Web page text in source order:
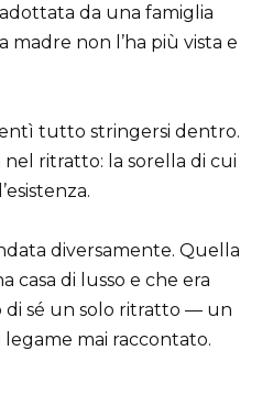
da una famiglia
madre non l’ha più vista e
tutto stringersi dentro.
nel ritratto: la sorella di cui
diversamente. Quella
casa di lusso e che era
di sé un solo ritratto — un
mai raccontato.